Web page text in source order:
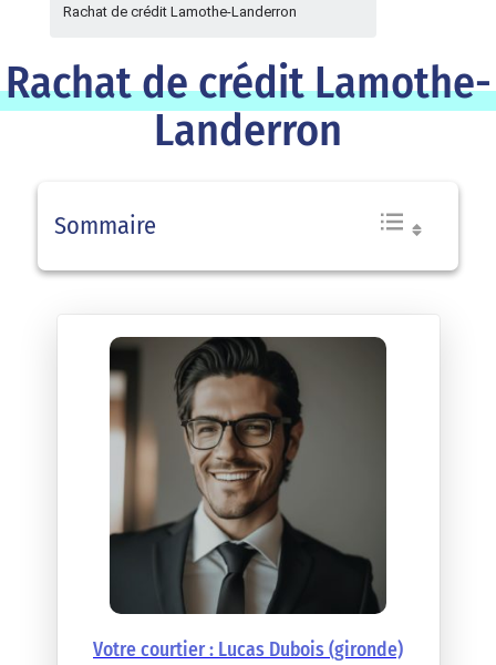
Rachat de crédit Lamothe-Landerron
Rachat de crédit Lamothe-
Landerron
Sommaire
Votre courtier : Lucas Dubois (gironde)